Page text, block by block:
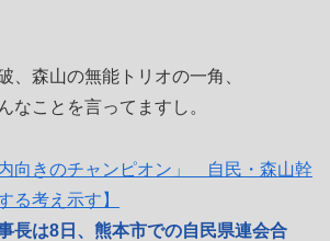
、森山の無能トリオの一角、
なことを言ってますし。
内向きのチャンピオン」 自民・森山幹
る考え示す】
長は8日、熊本市での自民県連会合